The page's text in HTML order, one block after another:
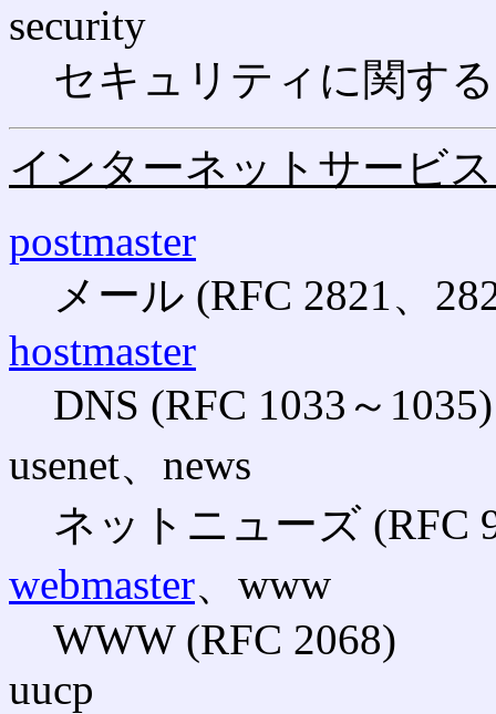
security
セキュリティに関す
インターネットサービ
postmaster
メール (RFC 2821、
hostmaster
DNS (RFC 1033～1035)
usenet、news
ネットニューズ (RFC
webmaster、www
WWW (RFC 2068)
uucp